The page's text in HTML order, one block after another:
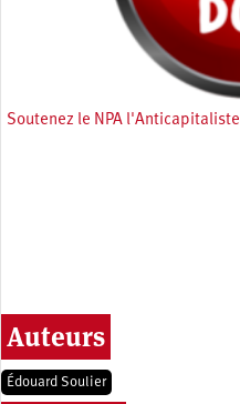
Soutenez le NPA l'Anticapitaliste
Auteurs
Édouard Soulier